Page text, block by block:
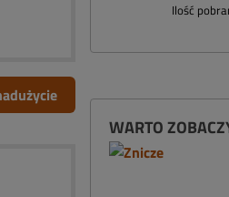
Ilość
WARTO